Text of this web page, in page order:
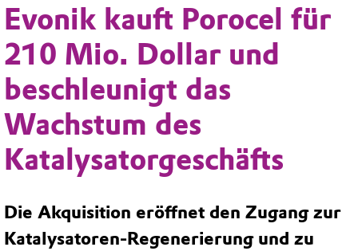
Evonik kauft Porocel für
210 Mio. Dollar und
beschleunigt das
Wachstum des
Katalysatorgeschäfts
Die Akquisition eröffnet den Zugang zur
Katalysatoren-Regenerierung und zu